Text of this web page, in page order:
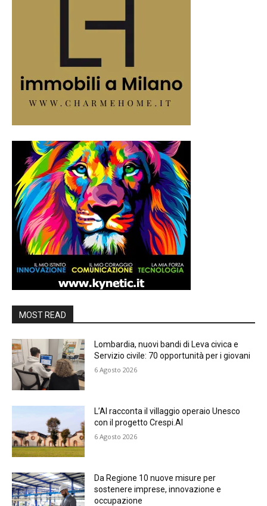
MOST READ
Lombardia, nuovi bandi di Leva civica e
Servizio civile: 70 opportunità per i giovani
6 Agosto 2026
L’AI racconta il villaggio operaio Unesco
con il progetto Crespi.AI
6 Agosto 2026
Da Regione 10 nuove misure per
sostenere imprese, innovazione e
occupazione